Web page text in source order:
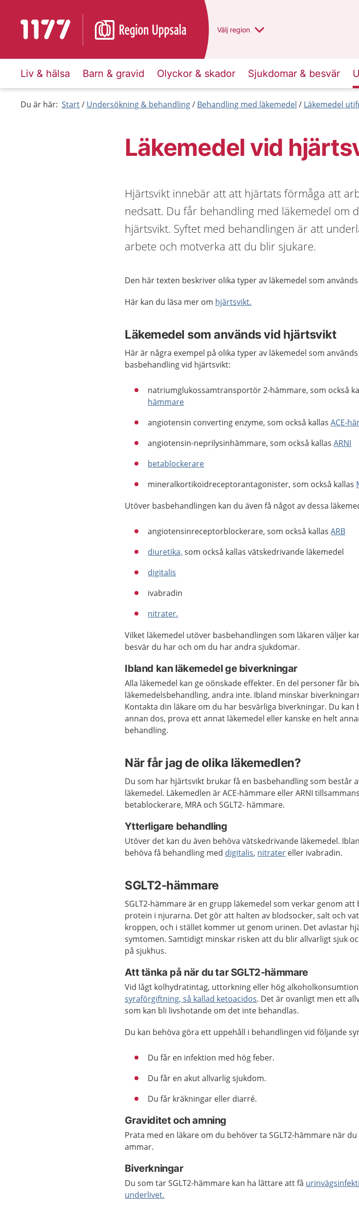
Till startsidan för 1177 Du har valt region
Välj en annan
region
Liv & hälsa Barn & gravid Olyckor & skador Sjukdomar & besvär
Du är här: Start Undersökning & behandling Behandling med läkemedel Läkemedel
Läkemedel vid
Hjärtsvikt innebär att att hjärtats förmåga att
nedsatt. Du får behandling med läkemedel om
hjärtsvikt. Syftet med behandlingen är att
arbete och motverka att du blir sjukare.
Den här texten beskriver olika typer av läkemedel som
Här kan du läsa mer om hjärtsvikt.
Läkemedel som används vid hjärtsvikt
Här är några exempel på olika typer av läkemedel som
basbehandling vid hjärtsvikt:
natriumglukossamtransportör 2-hämmare, som också
hämmare
angiotensin converting enzyme, som också kallasACE-
angiotensin-neprilysinhämmare, som också kallasARNI
betablockerare
mineralkortikoidreceptorantagonister, som också kallas
Utöver basbehandlingen kan du även få något av dessa
angiotensinreceptorblockerare, som också kallasARB
diuretika, som också kallas vätskedrivande läkemedel
digitalis
ivabradin
nitrater.
Vilket läkemedel utöver basbehandlingen som läkaren väljer
besvär du har och om du har andra sjukdomar.
Ibland kan läkemedel ge biverkningar
Alla läkemedel kan ge oönskade effekter. En del personer får
läkemedelsbehandling, andra inte. Ibland minskar
Kontakta din läkare om du har besvärliga biverkningar. Du kan
annan dos, prova ett annat läkemedel eller kanske en helt
behandling.
När får jag de olika läkemedlen?
Du som har hjärtsvikt brukar få en basbehandling som består
läkemedel. Läkemedlen är ACE-hämmare eller ARNI
betablockerare, MRA och SGLT2- hämmare.
Ytterligare behandling
Utöver det kan du även behöva vätskedrivande läkemedel.
behöva få behandling med digitalis, nitrater eller ivabradin.
SGLT2-hämmare
SGLT2-hämmare är en grupp läkemedel som verkar genom att
protein i njurarna. Det gör att halten av blodsocker, salt och
kroppen, och i stället kommer ut genom urinen. Det avlastar
symtomen. Samtidigt minskar risken att du blir allvarligt sjuk
på sjukhus.
Att tänka på när du tar SGLT2-hämmare
Vid lågt kolhydratintag, uttorkning eller hög
syraförgiftning, så kallad ketoacidos. Det är ovanligt men ett
som kan bli livshotande om det inte behandlas.
Du kan behöva göra ett uppehåll i behandlingen vid följande
Du får en infektion med hög feber.
Du får en akut allvarlig sjukdom.
Du får kräkningar eller diarré.
Graviditet och amning
Prata med en läkare om du behöver ta SGLT2-hämmare när
ammar.
Biverkningar
Du som tar SGLT2-hämmare kan ha lättare att få
underlivet.